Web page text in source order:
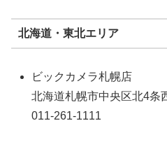
北海道・東北エリア
ビックカメラ札幌店
北海道札幌市中央区北4条
011-261-1111